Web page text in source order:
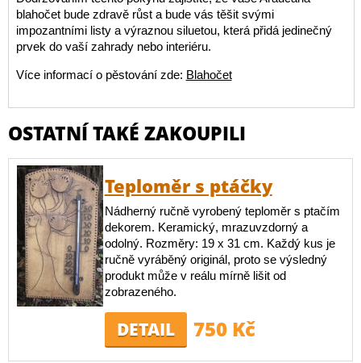
blahočet bude zdravě růst a bude vás těšit svými
impozantními listy a výraznou siluetou, která přidá jedinečný
prvek do vaší zahrady nebo interiéru.
Více informací o pěstování zde: Blahočet
OSTATNÍ TAKÉ ZAKOUPILI
Teploměr s ptáčky
Nádherný ručně vyrobený teploměr s ptačím
dekorem. Keramický, mrazuvzdorný a
odolný. Rozměry: 19 x 31 cm. Každý kus je
ručně vyráběný originál, proto se výsledný
produkt může v reálu mírně lišit od
zobrazeného.
DETAIL 750 Kč